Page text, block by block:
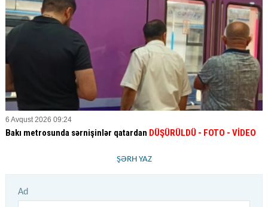
6 Avqust 2026 09:24
Bakı metrosunda sərnişinlər qatardan DÜŞÜRÜLDÜ - FOTO - VİDEO
ŞƏRH YAZ
Ad